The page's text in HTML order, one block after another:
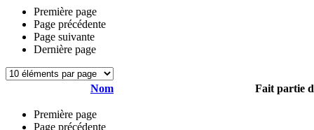
Première page
Page précédente
Page suivante
Dernière page
Nom Fait partie
Première page
Page précédente